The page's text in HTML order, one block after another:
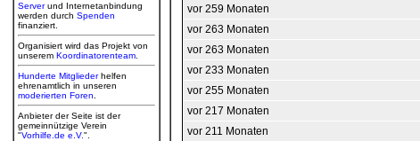
Serverund Internetanbindung
werden durch Spenden
finanziert.
Organisiert wird das Projekt von
unserem Koordinatorenteam
Hunderte Mitgliederhelfen
ehrenamtlich in unseren
moderierten Foren
Anbieter der Seite ist der
gemeinnützige Verein
"Vorhilfe.de e.V.".
vor 259 Monaten
vor 263 Monaten
vor 263 Monaten
vor 233 Monaten
vor 255 Monaten
vor 217 Monaten
vor 211 Monaten